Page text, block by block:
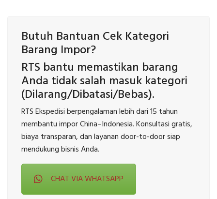
Butuh Bantuan Cek Kategori
Barang Impor?
RTS bantu memastikan barang
Anda tidak salah masuk kategori
(Dilarang/Dibatasi/Bebas).
RTS Ekspedisi berpengalaman lebih dari 15 tahun
membantu impor China–Indonesia. Konsultasi gratis,
biaya transparan, dan layanan door-to-door siap
mendukung bisnis Anda.
CHAT VIA WHATSAPP